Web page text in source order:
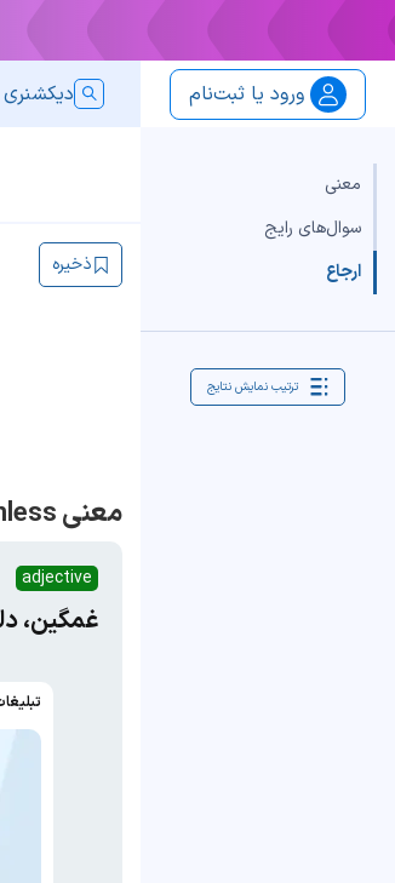
ورود یا ثبت‌نام دیکشنری
معنی
سوال‌های رایج
ارجاع
ترتیب نمایش نتایج
ذخیره
معنی mirthless
adjective
غمگین،